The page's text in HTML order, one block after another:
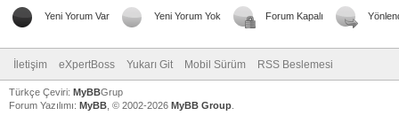
Yeni Yorum Var Yeni Yorum Yok Forum Kapalı
İletişim eXpertBoss Yukarı Git Mobil Sürüm RSS Beslemesi
Türkçe Çeviri: MyBBGrup
Forum Yazılımı: MyBB , © 2002-2026 MyBB Group